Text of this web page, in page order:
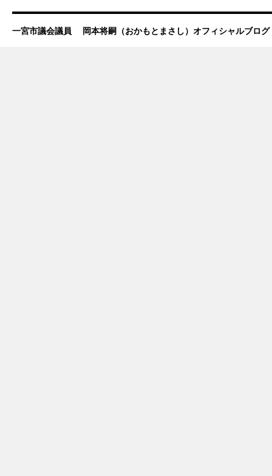
一宮市議会議員 岡本将嗣（おかもとまさし）オフィシャルブログ